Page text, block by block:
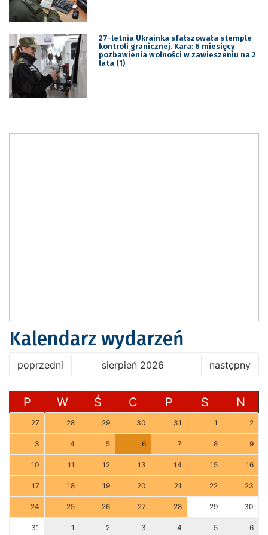
27-letnia Ukrainka sfałszowała stemple
kontroli granicznej. Kara: 6 miesięcy
pozbawienia wolności w zawieszeniu na 2
lata (1)
Kalendarz wydarzeń
poprzedni sierpień 2026 następny
P W Ś C P S N
27 28 29 30 31 1 2
3 4 5 6 7 8 9
10 11 12 13 14 15 16
17 18 19 20 21 22 23
24 25 26 27 28 29 30
31 1 2 3 4 5 6